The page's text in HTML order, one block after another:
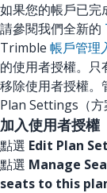
如果您的帳戶已完
請參閱我們全新的
Trimble 帳戶管理
的使用者授權。
移除使用者授權。
Plan Settings（方
加入使用者授權
點選 Edit Plan
點選 Manage
seats to this plan